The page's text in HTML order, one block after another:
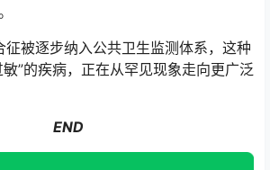
被逐步纳入公共卫生监测体系，这种
”的疾病，正在从罕见现象走向更广泛
END